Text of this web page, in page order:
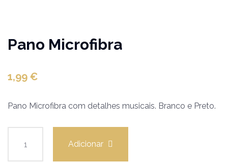
Pano Microfibra
1,99 €
Pano Microfibra com detalhes musicais. Branco e Preto.
Adicionar